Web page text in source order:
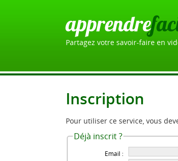
apprendre
Partagez votre savoir-faire en
Inscription
Pour utiliser ce service, vous
Déjà inscrit ?
Email :